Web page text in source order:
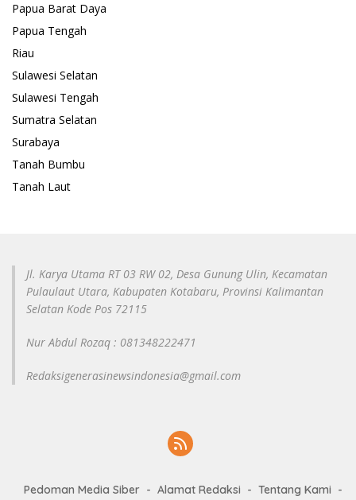
Papua Barat Daya
Papua Tengah
Riau
Sulawesi Selatan
Sulawesi Tengah
Sumatra Selatan
Surabaya
Tanah Bumbu
Tanah Laut
Jl. Karya Utama RT 03 RW 02, Desa Gunung Ulin, Kecamatan
Pulaulaut Utara, Kabupaten Kotabaru, Provinsi Kalimantan
Selatan Kode Pos 72115
Nur Abdul Rozaq : 081348222471
Redaksigenerasinewsindonesia@gmail.com
Pedoman Media Siber Alamat Redaksi Tentang Kami